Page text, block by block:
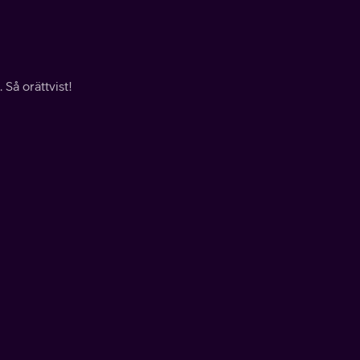
Så orättvist!